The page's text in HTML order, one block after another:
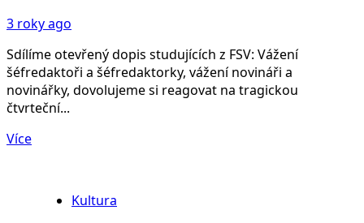
3 roky ago
Sdílíme otevřený dopis studujících z FSV: Vážení
šéfredaktoři a šéfredaktorky, vážení novináři a
novinářky, dovolujeme si reagovat na tragickou
čtvrteční...
Více
Kultura